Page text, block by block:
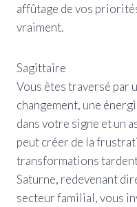
affûtage de vos
vraiment.
Sagittaire
Vous êtes traversé par
changement, une
dans votre signe et un
peut créer de la
transformations
Saturne, redevenant
secteur familial, vous